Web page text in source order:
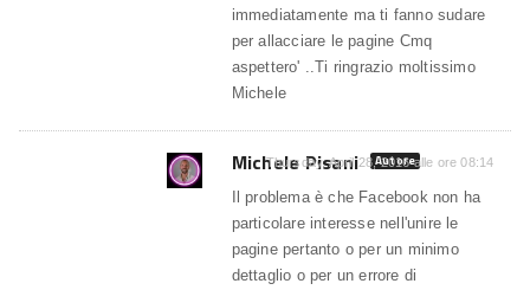
immediatamente ma ti fanno sudare
per allacciare le pagine Cmq
aspettero' ..Ti ringrazio moltissimo
Michele
Michele Pisani Autore
Thursday, April 28, 2016 alle ore 08:14
Il problema è che Facebook non ha
particolare interesse nell'unire le
pagine pertanto o per un minimo
dettaglio o per un errore di